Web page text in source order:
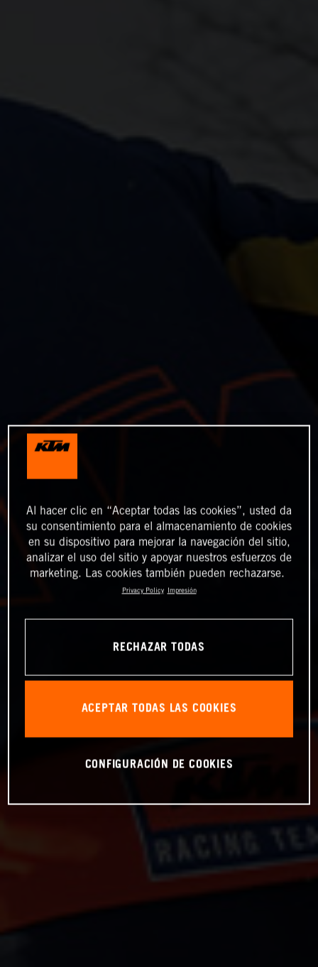
Al hacer clic en “Aceptar todas las cookies”, usted da
su consentimiento para el almacenamiento de cookies
en su dispositivo para mejorar la navegación del sitio,
analizar el uso del sitio y apoyar nuestros esfuerzos de
marketing. Las cookies también pueden rechazarse.
Privacy Policy Impresión
RECHAZAR TODAS
ACEPTAR TODAS LAS COOKIES
CONFIGURACIÓN DE COOKIES